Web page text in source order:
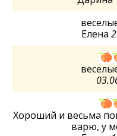
Елена
Хороший и весьма
варю, у